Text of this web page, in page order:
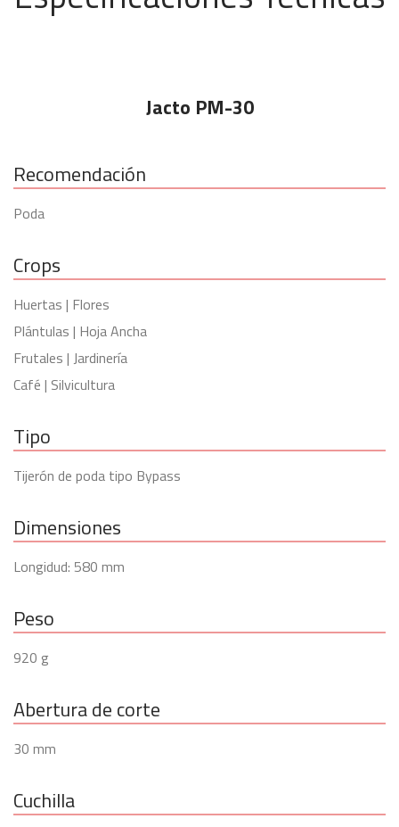
Jacto PM-30
Recomendación
Poda
Crops
Huertas | Flores
Plántulas | Hoja Ancha
Frutales | Jardinería
Café | Silvicultura
Tipo
Tijerón de poda tipo Bypass
Dimensiones
Longidud: 580 mm
Peso
920 g
Abertura de corte
30 mm
Cuchilla